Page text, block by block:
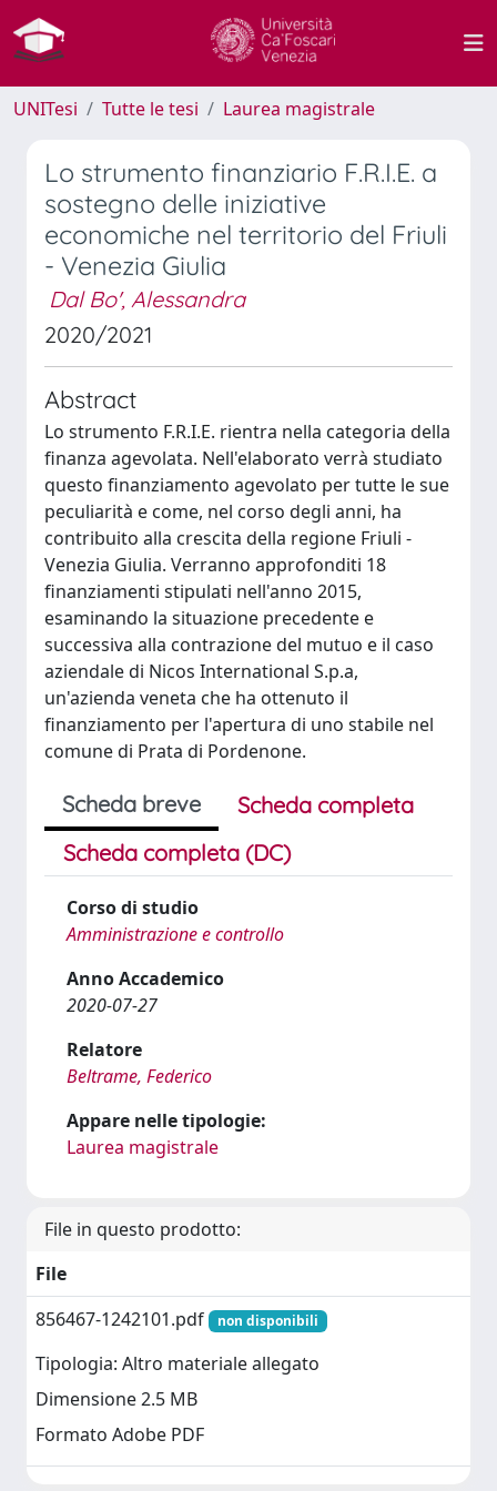
UNITesi Tutte le tesi Laurea magistrale
Lo strumento finanziario F.R.I.E. a
sostegno delle iniziative
economiche nel territorio del Friuli
- Venezia Giulia
Dal Bo', Alessandra
2020/2021
Abstract
Lo strumento F.R.I.E. rientra nella categoria della
finanza agevolata. Nell'elaborato verrà studiato
questo finanziamento agevolato per tutte le sue
peculiarità e come, nel corso degli anni, ha
contribuito alla crescita della regione Friuli -
Venezia Giulia. Verranno approfonditi 18
finanziamenti stipulati nell'anno 2015,
esaminando la situazione precedente e
successiva alla contrazione del mutuo e il caso
aziendale di Nicos International S.p.a,
un'azienda veneta che ha ottenuto il
finanziamento per l'apertura di uno stabile nel
comune di Prata di Pordenone.
Scheda breve
Scheda completa
Scheda completa (DC)
Corso di studio
Amministrazione e controllo
Anno Accademico
2020-07-27
Relatore
Beltrame, Federico
Appare nelle tipologie:
Laurea magistrale
File in questo prodotto:
File
856467-1242101.pdf
non disponibili
Tipologia: Altro materiale allegato
Dimensione 2.5 MB
Formato Adobe PDF